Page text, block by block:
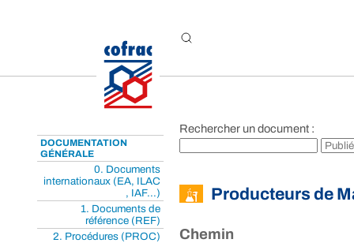
DOCUMENTATION
GÉNÉRALE
0. Documents
internationaux (EA, ILAC
, IAF...)
1. Documents de
référence (REF)
2. Procédures (PROC)
Rechercher un document :
Producteurs de
Chemin